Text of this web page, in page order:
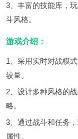
3、丰富的技能库，
斗风格。
游戏介绍：
1、采用实时对战模
较量。
2、设计多种风格的
略。
3、通过战斗和任务
属性。